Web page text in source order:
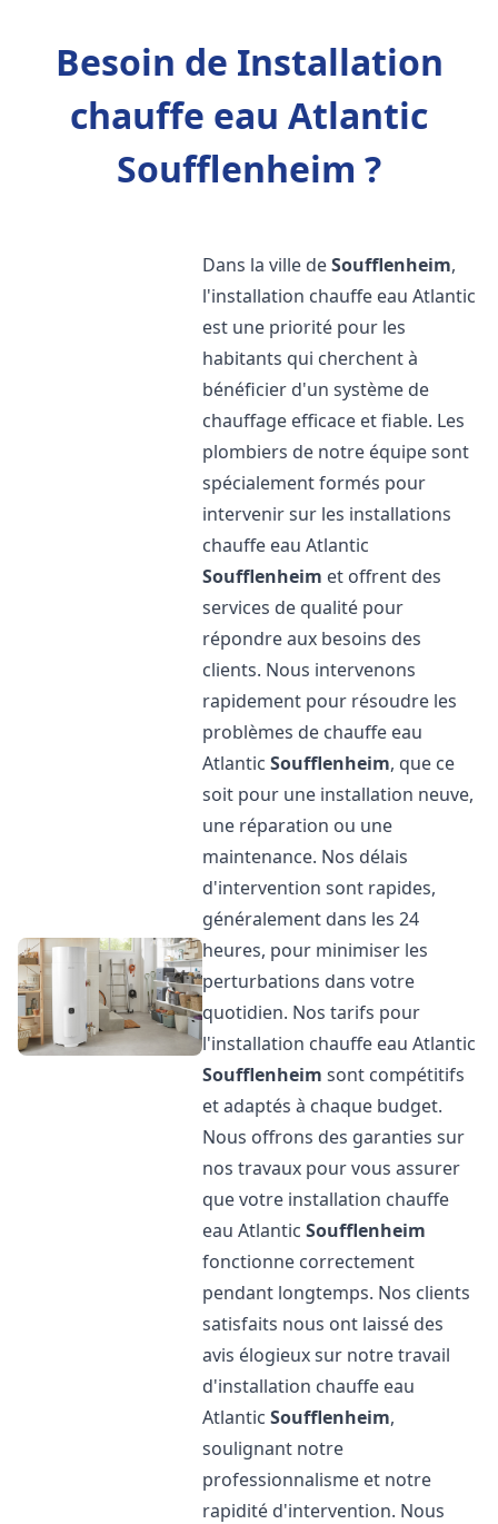
Besoin de Installation
chauffe eau Atlantic
Soufflenheim ?
Dans la ville deSoufflenheim,
l'installation chauffe eau Atlantic
est une priorité pour les
habitants qui cherchent à
bénéficier d'un système de
chauffage efficace et fiable. Les
plombiers de notre équipe sont
spécialement formés pour
intervenir sur les installations
chauffe eau Atlantic
Soufflenheim et offrent des
services de qualité pour
répondre aux besoins des
clients. Nous intervenons
rapidement pour résoudre les
problèmes de chauffe eau
AtlanticSoufflenheim, que ce
soit pour une installation neuve,
une réparation ou une
maintenance. Nos délais
d'intervention sont rapides,
généralement dans les 24
heures, pour minimiser les
perturbations dans votre
quotidien. Nos tarifs pour
l'installation chauffe eau Atlantic
Soufflenheim sont compétitifs
et adaptés à chaque budget.
Nous offrons des garanties sur
nos travaux pour vous assurer
que votre installation chauffe
eau AtlanticSoufflenheim
fonctionne correctement
pendant longtemps. Nos clients
satisfaits nous ont laissé des
avis élogieux sur notre travail
d'installation chauffe eau
AtlanticSoufflenheim,
soulignant notre
professionnalisme et notre
rapidité d'intervention. Nous